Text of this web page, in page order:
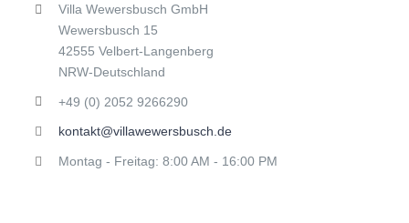
Villa Wewersbusch GmbH
Wewersbusch 15
42555 Velbert-Langenberg
NRW-Deutschland
+49 (0) 2052 9266290
kontakt@villawewersbusch.de
Montag - Freitag: 8:00 AM - 16:00 PM